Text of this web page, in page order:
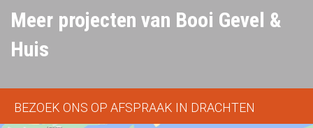
Meer projecten van Booi Gevel &
Huis
BEZOEK ONS OP AFSPRAAK IN DRACHTEN